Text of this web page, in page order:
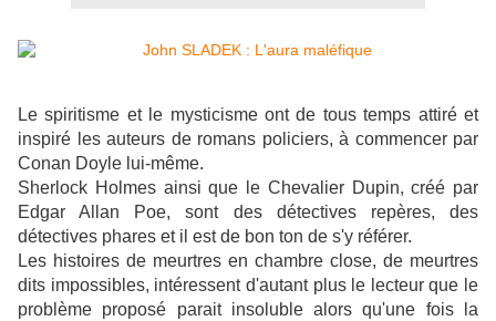
Le spiritisme et le mysticisme ont de tous temps attiré et
inspiré les auteurs de romans policiers, à commencer par
Conan Doyle lui-même.
Sherlock Holmes ainsi que le Chevalier Dupin, créé par
Edgar Allan Poe, sont des détectives repères, des
détectives phares et il est de bon ton de s'y référer.
Les histoires de meurtres en chambre close, de meurtres
dits impossibles, intéressent d'autant plus le lecteur que le
problème proposé parait insoluble alors qu'une fois la